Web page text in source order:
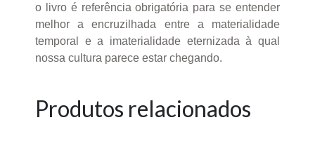
o livro é referência obrigatória para se entender
melhor a encruzilhada entre a materialidade
temporal e a imaterialidade eternizada à qual
nossa cultura parece estar chegando.
Produtos relacionados